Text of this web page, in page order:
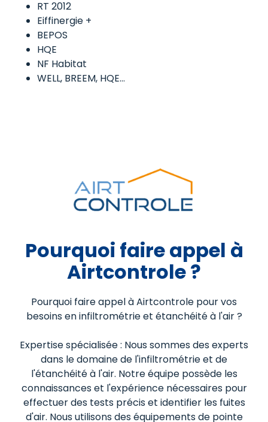
RT 2012
Eiffinergie +
BEPOS
HQE
NF Habitat
WELL, BREEM, HQE…
Pourquoi faire appel à
Airtcontrole ?
Pourquoi faire appel à Airtcontrole pour vos
besoins en infiltrométrie et étanchéité à l'air ?
Expertise spécialisée : Nous sommes des experts
dans le domaine de l'infiltrométrie et de
l'étanchéité à l'air. Notre équipe possède les
connaissances et l'expérience nécessaires pour
effectuer des tests précis et identifier les fuites
d'air. Nous utilisons des équipements de pointe